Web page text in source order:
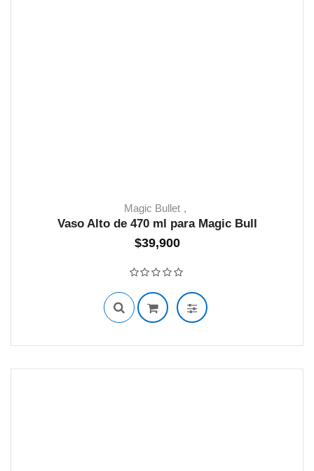
40 EN STOCK
Magic Bullet
Vaso Alto de 470 ml para Magic Bull
$39,900